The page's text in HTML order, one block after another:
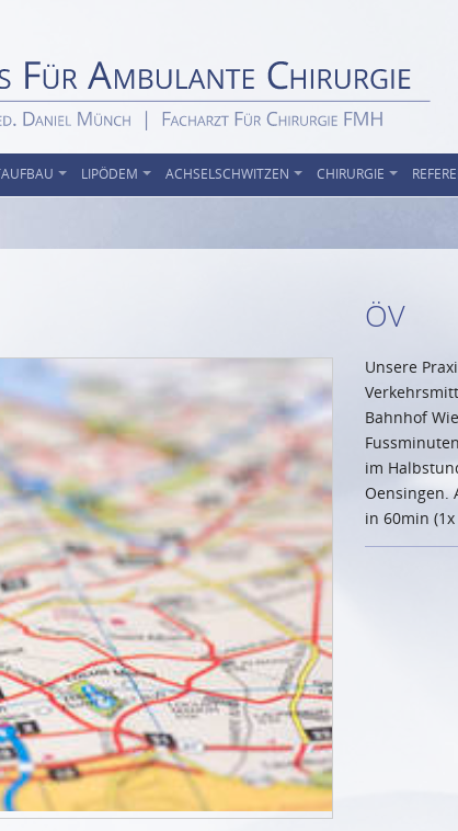
LIPÖDEM ACHSELSCHWITZEN CHIRURGIE
ÖV
Unsere
Bahnhof
im
Oensingen.
in 60min